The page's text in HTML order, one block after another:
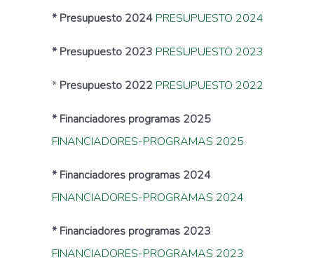
* Presupuesto 2024 PRESUPUESTO 2024
* Presupuesto 2023 PRESUPUESTO 2023
* Presupuesto 2022 PRESUPUESTO 2022
* Financiadores programas 2025
FINANCIADORES-PROGRAMAS 2025
* Financiadores programas 2024
FINANCIADORES-PROGRAMAS 2024
* Financiadores programas 2023
FINANCIADORES-PROGRAMAS 2023